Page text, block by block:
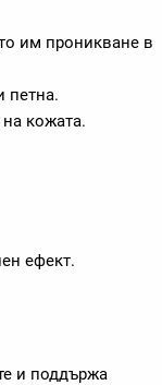
им проникване в
петна.
кожата.
ефект.
и поддържа